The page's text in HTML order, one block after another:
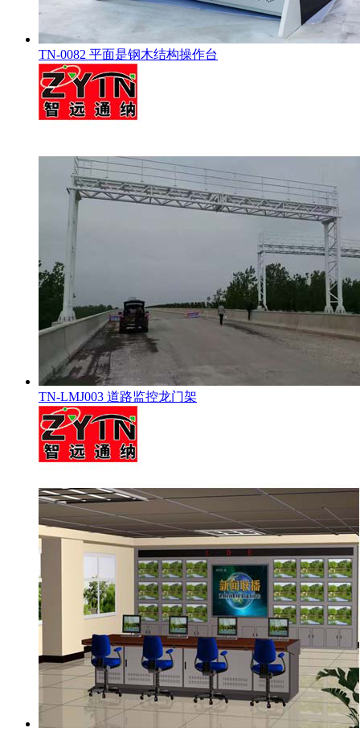
TN-0082 平面是钢木结构操作台
TN-LMJ003 道路监控龙门架